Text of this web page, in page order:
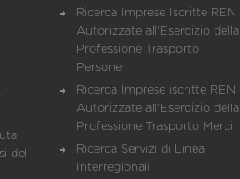
del
Ricerca Imprese Iscritte REN
Autorizzate all'Esercizio della
Professione Trasporto
Persone
Ricerca Imprese iscritte REN
Autorizzate all'Esercizio della
Professione Trasporto Merci
Ricerca Servizi di Linea
Interregionali